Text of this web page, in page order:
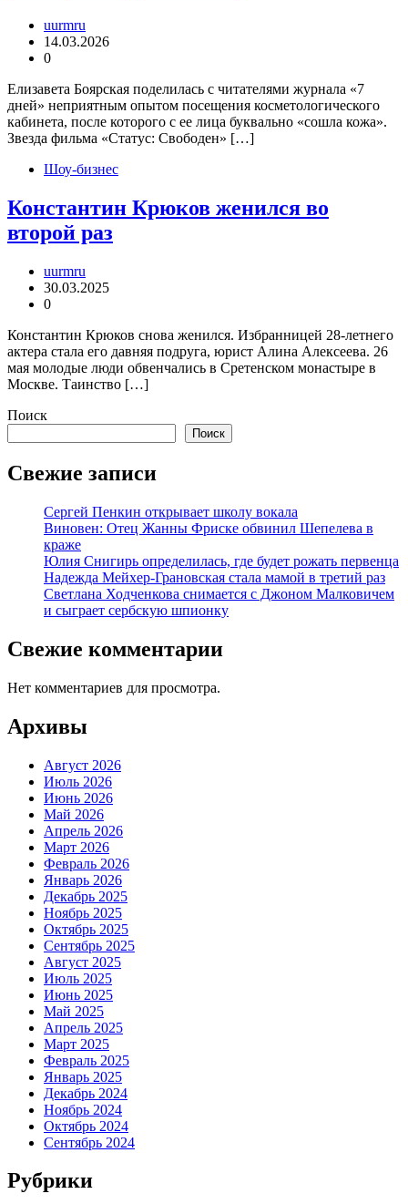
uurmru
14.03.2026
0
Елизавета Боярская поделилась с читателями журнала «7
дней» неприятным опытом посещения косметологического
кабинета, после которого с ее лица буквально «сошла кожа».
Звезда фильма «Статус: Свободен» […]
Шоу-бизнес
Константин Крюков женился во
второй раз
uurmru
30.03.2025
0
Константин Крюков снова женился. Избранницей 28-летнего
актера стала его давняя подруга, юрист Алина Алексеева. 26
мая молодые люди обвенчались в Сретенском монастыре в
Москве. Таинство […]
Поиск
Поиск
Свежие записи
Сергей Пенкин открывает школу вокала
Виновен: Отец Жанны Фриске обвинил Шепелева в
краже
Юлия Снигирь определилась, где будет рожать первенца
Надежда Мейхер-Грановская стала мамой в третий раз
Светлана Ходченкова снимается с Джоном Малковичем
и сыграет сербскую шпионку
Свежие комментарии
Нет комментариев для просмотра.
Архивы
Август 2026
Июль 2026
Июнь 2026
Май 2026
Апрель 2026
Март 2026
Февраль 2026
Январь 2026
Декабрь 2025
Ноябрь 2025
Октябрь 2025
Сентябрь 2025
Август 2025
Июль 2025
Июнь 2025
Май 2025
Апрель 2025
Март 2025
Февраль 2025
Январь 2025
Декабрь 2024
Ноябрь 2024
Октябрь 2024
Сентябрь 2024
Рубрики